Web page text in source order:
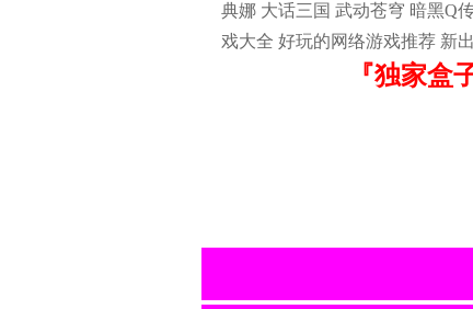
典娜 大话三国 武动苍穹 暗黑Q
戏大全 好玩的网络游戏推荐 新
『独家盒